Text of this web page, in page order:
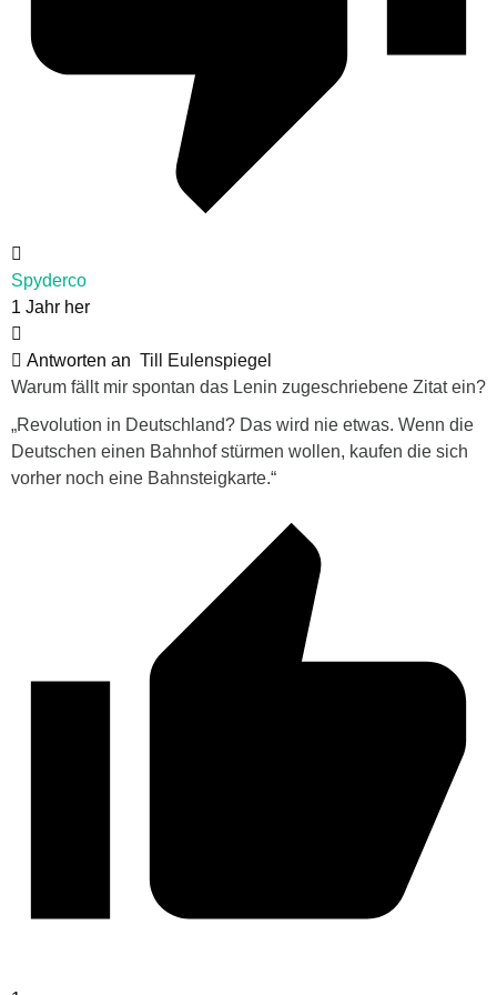
Spyderco
1 Jahr her
Antworten an Till Eulenspiegel
Warum fällt mir spontan das Lenin zugeschriebene Zitat ein?
„Revolution in Deutschland? Das wird nie etwas. Wenn die
Deutschen einen Bahnhof stürmen wollen, kaufen die sich
vorher noch eine Bahnsteigkarte.“